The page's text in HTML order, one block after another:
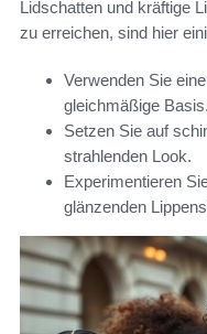
Lidschatten und kräftige
zu erreichen, sind hier
Verwenden Sie
gleichmäßige Basis.
Setzen Sie auf
strahlenden Look.
Experimentieren
glänzenden